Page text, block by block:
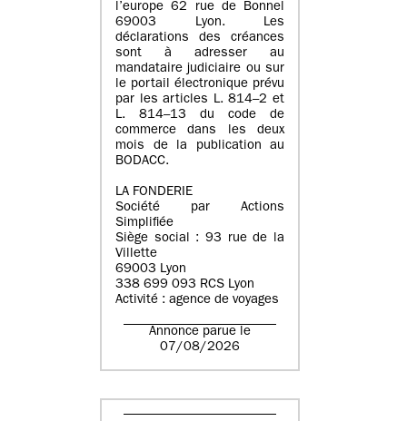
l’europe 62 rue de Bonnel
69003 Lyon. Les
déclarations des créances
sont à adresser au
mandataire judiciaire ou sur
le portail électronique prévu
par les articles L. 814–2 et
L. 814–13 du code de
commerce dans les deux
mois de la publication au
BODACC.
LA FONDERIE
Société par Actions
Simplifiée
Siège social : 93 rue de la
Villette
69003 Lyon
338 699 093 RCS Lyon
Activité : agence de voyages
Annonce parue le
07/08/2026